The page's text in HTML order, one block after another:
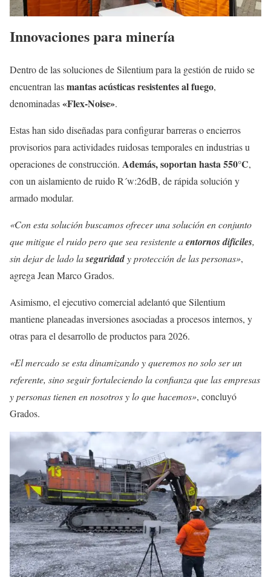
Innovaciones para minería
Dentro de las soluciones de Silentium para la gestión de ruido se
encuentran lasmantas acústicas resistentes al fuego,
denominadas«Flex-Noise».
Estas han sido diseñadas para configurar barreras o encierros
provisorios para actividades ruidosas temporales en industrias u
operaciones de construcción. Además, soportan hasta 550°C,
con un aislamiento de ruido R´w:26dB, de rápida solución y
armado modular.
«Con esta solución buscamos ofrecer una solución en conjunto
que mitigue el ruido pero que sea resistente aentornosdifíciles,
sin dejar de lado laseguridady protección de las personas»,
agrega Jean Marco Grados.
Asimismo, el ejecutivo comercial adelantó que Silentium
mantiene planeadas inversiones asociadas a procesos internos, y
otras para el desarrollo de productos para 2026.
«El mercado se esta dinamizando y queremos no solo ser un
referente, sino seguir fortaleciendo la confianza que las empresas
y personas tienen en nosotros y lo que hacemos», concluyó
Grados.